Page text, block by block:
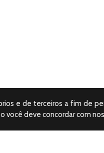
e de terceiros a fim de
você deve concordar com